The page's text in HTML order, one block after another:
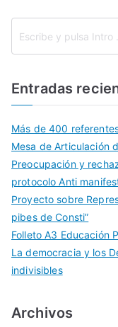
Entradas
Más de 400
Mesa de Articulación
Preocupación y
protocolo Anti
Proyecto sobre
pibes de Consti”
Folleto A3 Educación
La democracia y los
indivisibles
Archivos